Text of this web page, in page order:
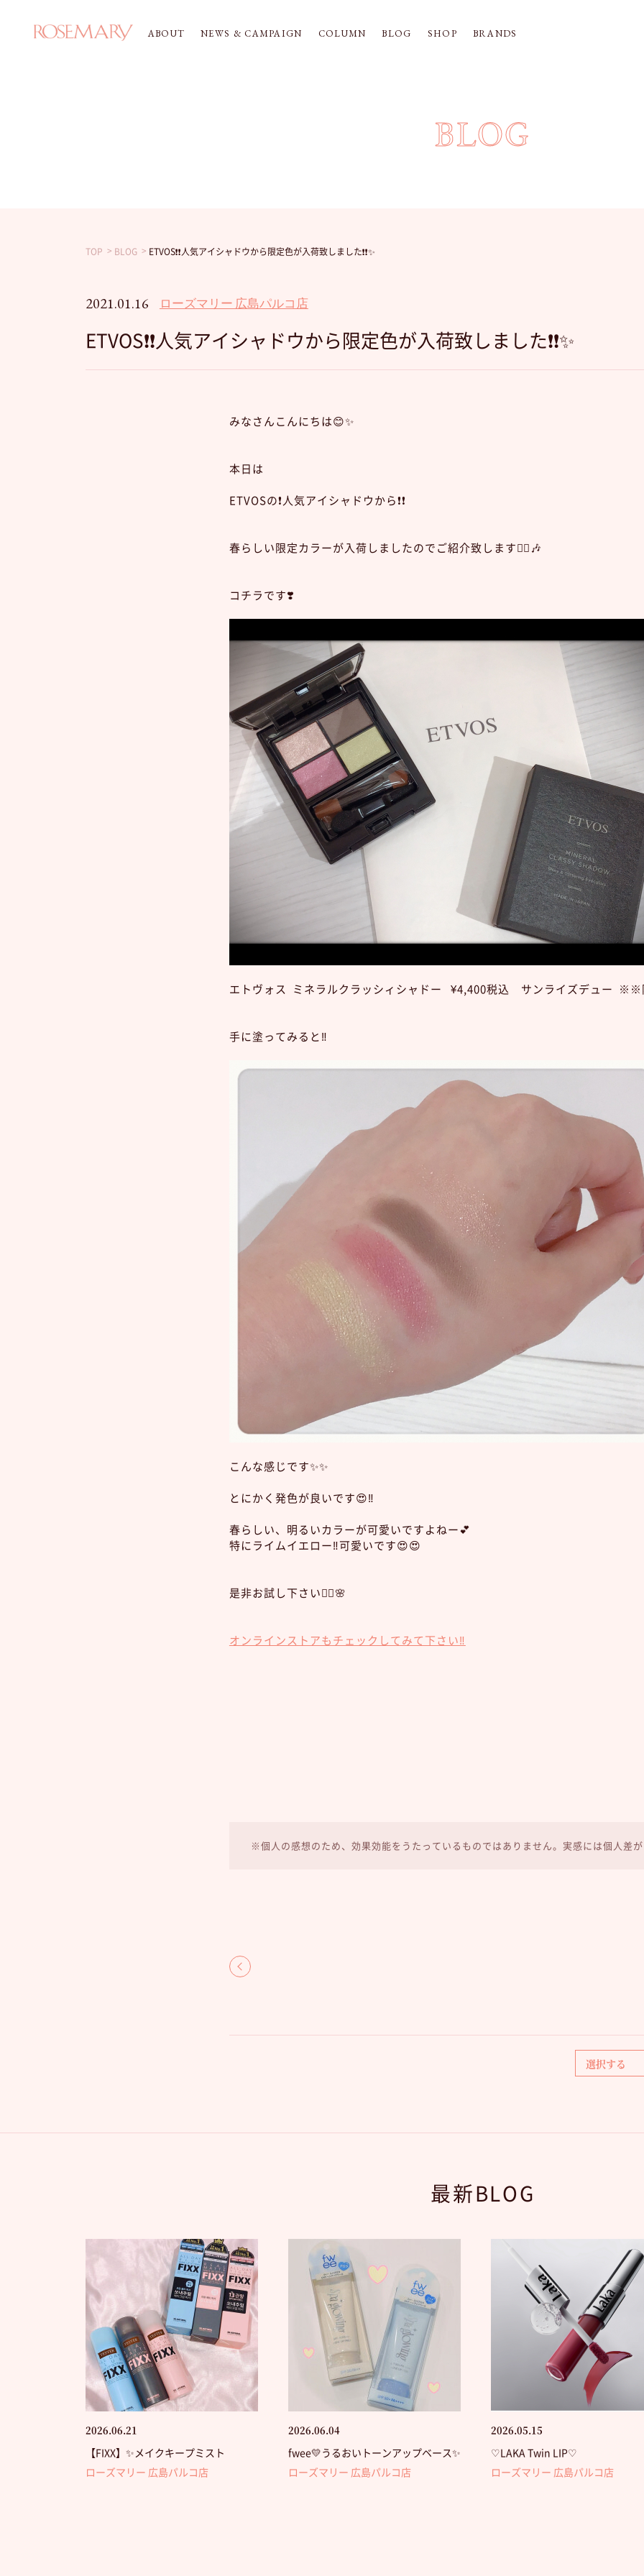
ABOUT NEWS & CAMPAIGN COLUMN BLOG SHOP BRANDS
BLOG
TOP BLOG ETVOS❗️❗️人気アイシャドウから限定色が入荷致しました❗️❗️✨
2021.01.16 ローズマリー 広島パルコ店
ETVOS❗️❗️人気アイシャドウから限定色が入荷致しました❗️❗️✨
みなさんこんにちは😊✨
本日は
ETVOSの❗️人気アイシャドウから❗️❗️
春らしい限定カラーが入荷しましたのでご紹介致します💁‍♀️🎶
コチラです❣️
エトヴォス ミネラルクラッシィシャドー ¥4,400税込 サンライズデュー ※※
手に塗ってみると‼︎
こんな感じです✨✨
とにかく発色が良いです😍‼︎
春らしい、明るいカラーが可愛いですよねー💕
特にライムイエロー‼︎可愛いです😍😍
是非お試し下さい💁‍♀️🌸
オンラインストアもチェックしてみて下さい‼︎
※個人の感想のため、効果効能をうたっているものではありません。実感には個人差
最新BLOG
2026.06.21
【FIXX】✨メイクキープミスト
ローズマリー 広島パルコ店
2026.06.04
fwee💛うるおいトーンアップベース✨
ローズマリー 広島パルコ店
2026.05.15
♡LAKA Twin LIP♡
ローズマリー 広島パルコ店